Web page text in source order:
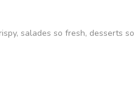
salades so fresh, desserts